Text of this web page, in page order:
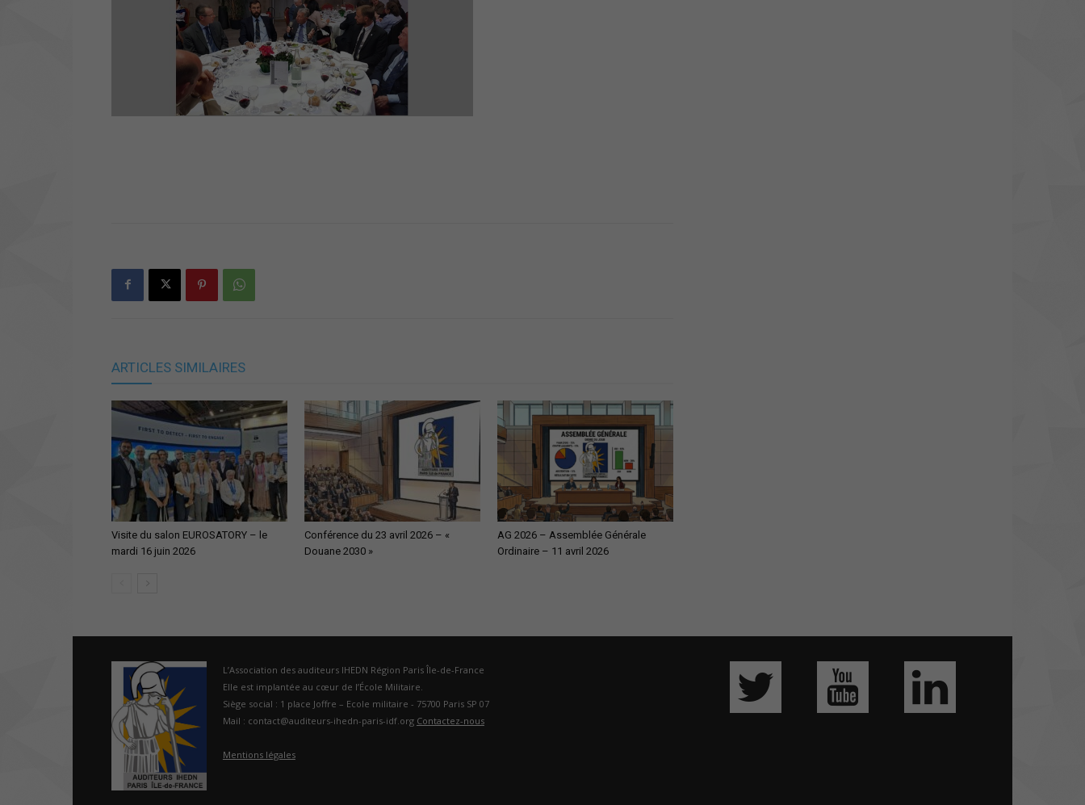
ARTICLES SIMILAIRES
Visite du salon EUROSATORY – le
mardi 16 juin 2026
Conférence du 23 avril 2026 – «
Douane 2030 »
AG 2026 – Assemblée Générale
Ordinaire – 11 avril 2026
L’Association des auditeurs IHEDN Région Paris Île-de-France
Elle est implantée au cœur de l’École Militaire.
Siège social : 1 place Joffre – Ecole militaire - 75700 Paris SP 07
Mail : contact@auditeurs-ihedn-paris-idf.org Contactez-nous
Mentions légales